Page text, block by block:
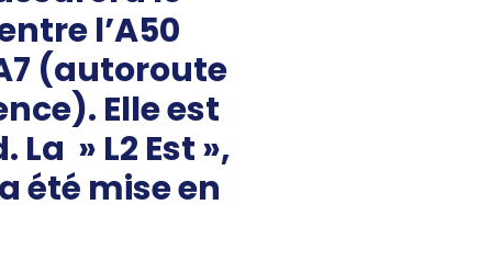
l’A50
(autoroute
Elle est
» L2 Est »,
été mise en